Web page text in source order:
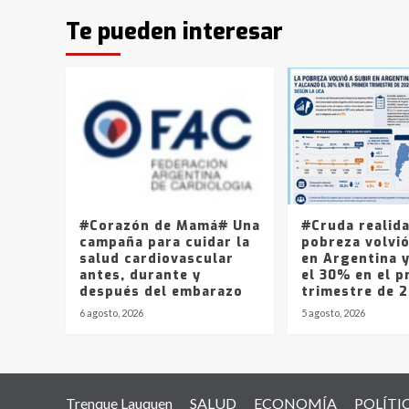
Te pueden interesar
#Corazón de Mamá# Una
campaña para cuidar la
salud cardiovascular
antes, durante y
después del embarazo
6 agosto, 2026
#Cruda
pobreza
en Argentina
el 30% en el
trimestre de
5 agosto, 2026
Trenque Lauquen SALUD ECONOMÍA